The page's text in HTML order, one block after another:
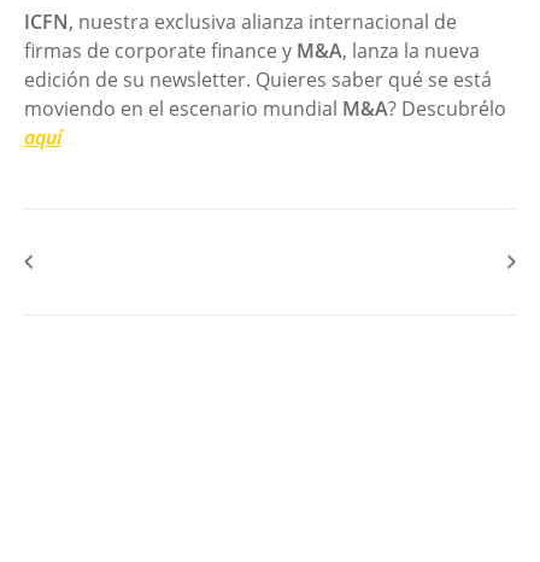
ICFN, nuestra exclusiva alianza internacional de
firmas de corporate finance y M&A, lanza la nueva
edición de su newsletter. Quieres saber qué se está
moviendo en el escenario mundial M&A? Descubrélo
aquí